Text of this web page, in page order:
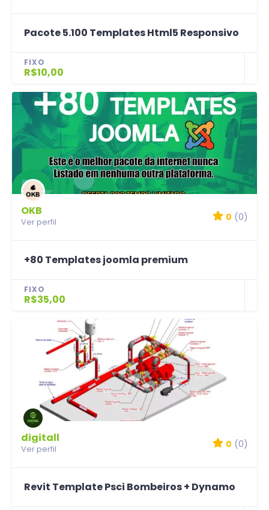
Pacote 5.100 Templates Html5 Responsivo
FIXO
R$10,00
OKB
Ver perfil 0 (0)
+80 Templates joomla premium
FIXO
R$35,00
digitall
Ver perfil 0 (0)
Revit Template Psci Bombeiros + Dynamo